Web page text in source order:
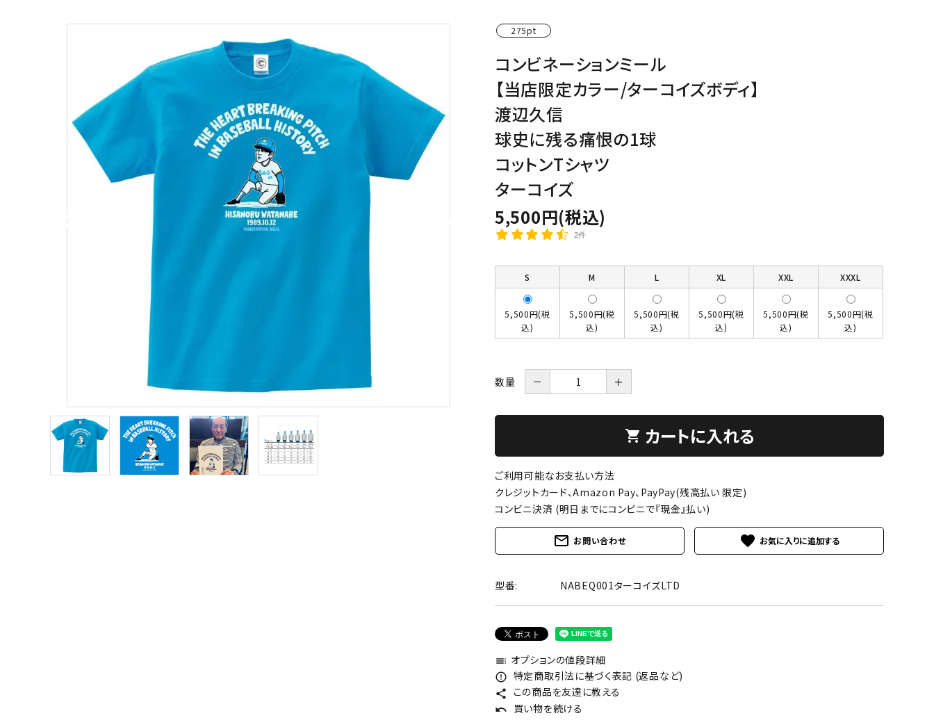
キャンベル料理長 湘南のわんこディオゴくん
275pt
コンビネーションミール
【当店限定カラー/ターコイズボディ】
渡辺久信
球史に残る痛恨の1球
コットンTシャツ
ターコイズ
5,500円(税込)
2件
S M L XL XXL XXXL
5,500円(税
込)
5,500円(税
込)
5,500円(税
込)
5,500円(税
込)
5,500円(税
込)
5,500円(税
込)
数量 － ＋
shopping_cart カートに入れる
ご利用可能なお支払い方法
クレジットカード、Amazon Pay、PayPay(残高払い 限定)
コンビニ決済 (明日までにコンビニで『現金』払い)
mail_outline お問い合わせ favorite
型番: NABEQ001ターコイズLTD
toc オプションの値段詳細
error_outline 特定商取引法に基づく表記 (返品など)
share この商品を友達に教える
undo 買い物を続ける